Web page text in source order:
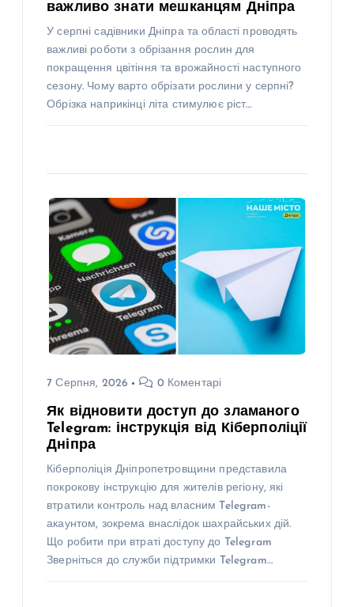
важливо знати мешканцям Дніпра
У серпні садівники Дніпра та області проводять
важливі роботи з обрізання рослин для
покращення цвітіння та врожайності наступного
сезону. Чому варто обрізати рослини у серпні?
Обрізка наприкінці літа стимулює ріст…
7 Серпня, 2026 0 Коментарі
Як відновити доступ до зламаного
Telegram: інструкція від Кіберполіції
Дніпра
Кіберполіція Дніпропетровщини представила
покрокову інструкцію для жителів регіону, які
втратили контроль над власним Telegram-
акаунтом, зокрема внаслідок шахрайських дій.
Що робити при втраті доступу до Telegram
Зверніться до служби підтримки Telegram…